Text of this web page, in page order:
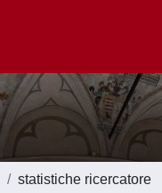
statistiche ricercatore